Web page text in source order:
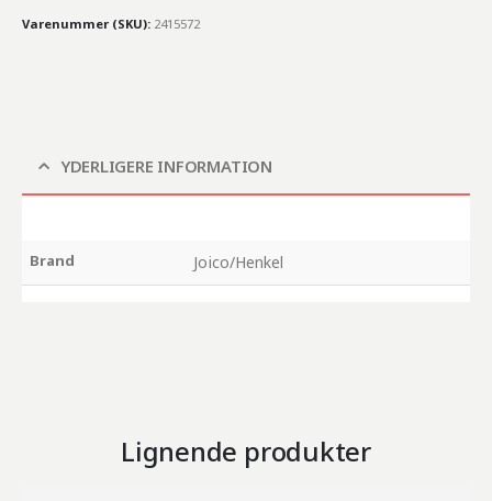
Varenummer (SKU): 2415572
YDERLIGERE INFORMATION
Brand Joico/Henkel
Lignende produkter